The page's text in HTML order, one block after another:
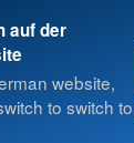
auf der
website,
to switch to